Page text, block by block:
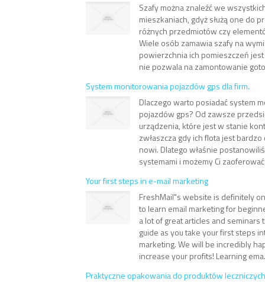
Szafy można znaleźć we
mieszkaniach, gdyż służą one do
różnych przedmiotów czy
Wiele osób zamawia szafy na
powierzchnia ich pomieszczeń
nie pozwala na zamontowanie
System monitorowania pojazdów gps dla firm.
Dlaczego warto posiadać system
pojazdów gps? Od zawsze
urządzenia, które jest w stanie
zwłaszcza gdy ich flota jest
nowi. Dlatego właśnie
systemami i możemy Ci
Your first steps in e-mail marketing
FreshMail"s website is definitely
to learn email marketing for
a lot of great articles and seminars
guide as you take your first steps
marketing. We will be incredibly
increase your profits! Learning
Praktyczne opakowania do produktów leczniczych